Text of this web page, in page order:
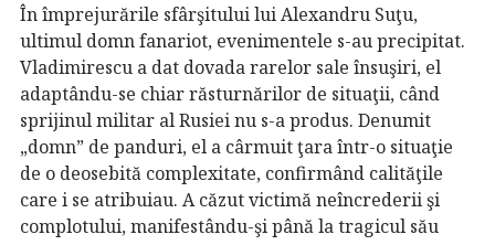
În împrejurările sfârşitului lui Alexandru Suţu,
ultimul domn fanariot, evenimentele s-au precipitat.
Vladimirescu a dat dovada rarelor sale însuşiri, el
adaptându-se chiar răsturnărilor de situaţii, când
sprijinul militar al Rusiei nu s-a produs. Denumit
„domn” de panduri, el a cârmuit ţara într-o situaţie
de o deosebită complexitate, confirmând calităţile
care i se atribuiau. A căzut victimă neîncrederii şi
complotului, manifestându-şi până la tragicul său